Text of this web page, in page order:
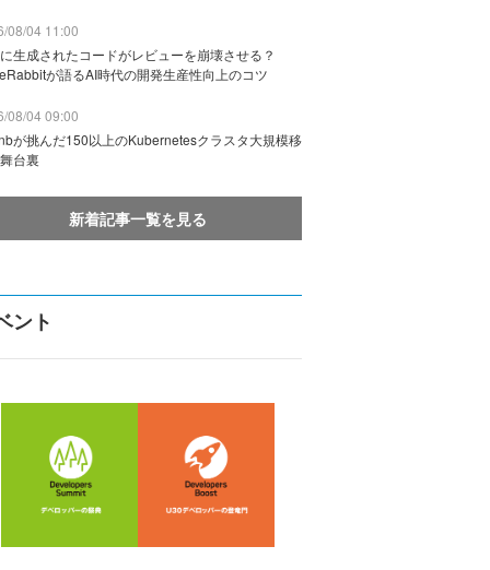
08/04 11:00
生成されたコードがレビューを崩壊させる？
が語るAI時代の開発生産性向上のコツ
08/04 09:00
が挑んだ150以上のKubernetesクラスタ大規模移
台裏
新着記事一覧を見る
ント